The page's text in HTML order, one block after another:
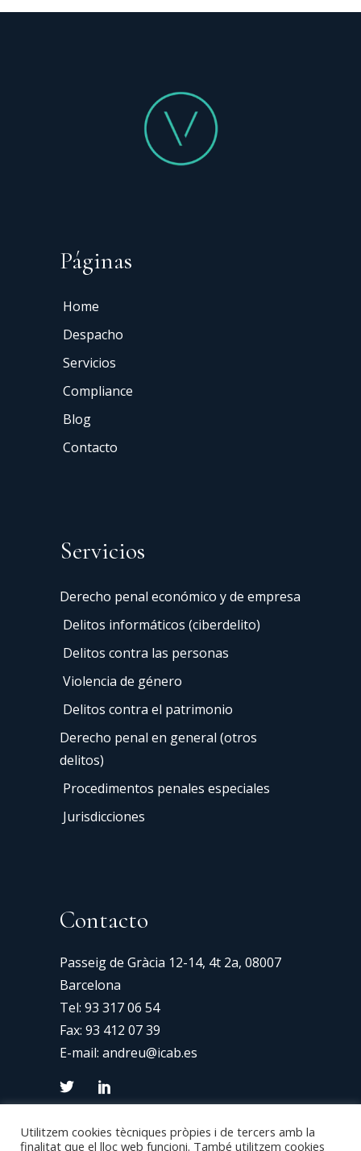
Páginas
Home
Despacho
Servicios
Compliance
Blog
Contacto
Servicios
Derecho penal económico y de empresa
Delitos informáticos (ciberdelito)
Delitos contra las personas
Violencia de género
Delitos contra el patrimonio
Derecho penal en general (otros
delitos)
Procedimentos penales especiales
Jurisdicciones
Contacto
Passeig de Gràcia 12-14, 4t 2a, 08007
Barcelona
Tel: 93 317 06 54
Fax: 93 412 07 39
E-mail: andreu@icab.es
Utilitzem cookies tècniques pròpies i de tercers amb la
finalitat que el lloc web funcioni. També utilitzem cookies